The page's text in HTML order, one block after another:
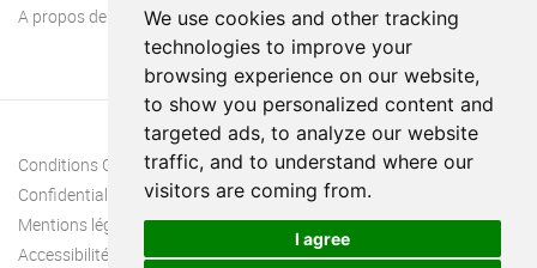
We use cookies and other tracking
technologies to improve your
browsing experience on our website,
to show you personalized content and
targeted ads, to analyze our website
traffic, and to understand where our
visitors are coming from.
I agree
A propos de nous
Conditions Générales
Confidentialité
Mentions légales
Accessibilité